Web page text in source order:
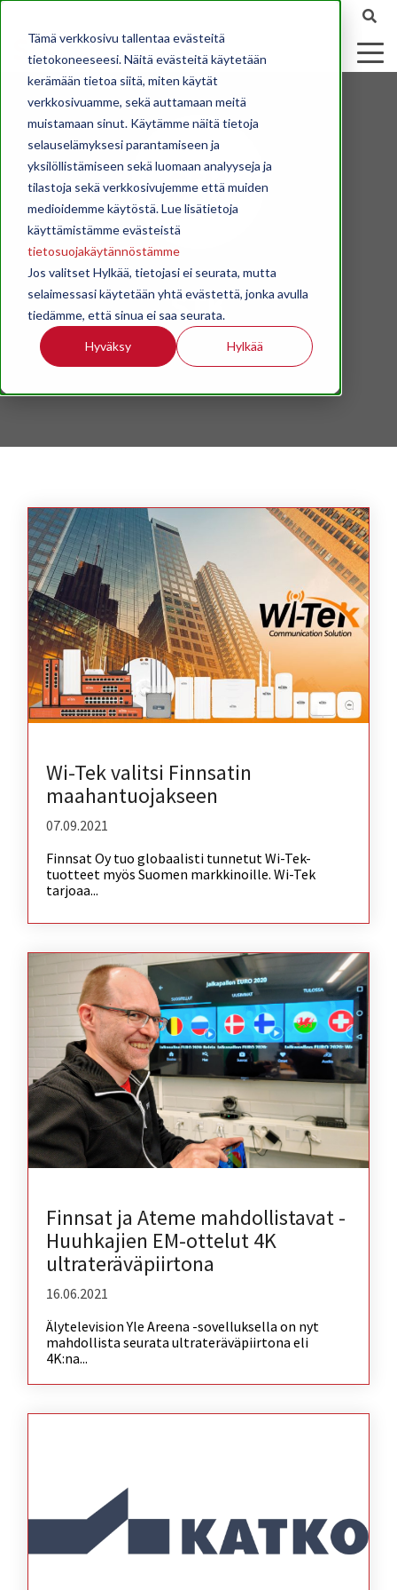
Tämä verkkosivu tallentaa evästeitä
tietokoneeseesi. Näitä evästeitä käytetään
kerämään tietoa siitä, miten käytät
verkkosivuamme, sekä auttamaan meitä
muistamaan sinut. Käytämme näitä tietoja
selauselämyksesi parantamiseen ja
yksilöllistämiseen sekä luomaan analyyseja ja
tilastoja sekä verkkosivujemme että muiden
medioidemme käytöstä. Lue lisätietoja
käyttämistämme evästeistä
tietosuojakäytännöstämme
Jos valitset Hylkää, tietojasi ei seurata, mutta
selaimessasi käytetään yhtä evästettä, jonka avulla
tiedämme, että sinua ei saa seurata.
Hyväksy Hylkää
STK
Wi-Tek valitsi Finnsatin
maahantuojakseen
07.09.2021
Finnsat Oy tuo globaalisti tunnetut Wi-Tek-
tuotteet myös Suomen markkinoille. Wi-Tek
tarjoaa...
Finnsat ja Ateme mahdollistavat -
Huuhkajien EM-ottelut 4K
ultrateräväpiirtona
16.06.2021
Älytelevision Yle Areena -sovelluksella on nyt
mahdollista seurata ultrateräväpiirtona eli
4K:na...